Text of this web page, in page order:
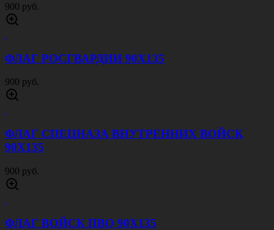
900 руб.
ФЛАГ РОСГВАРДИИ 90Х135
900 руб.
ФЛАГ СПЕЦНАЗА ВНУТРЕННИХ ВОЙСК
90Х135
900 руб.
ФЛАГ ВОЙСК ПВО 90Х135